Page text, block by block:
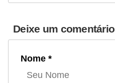
Deixe um comentário
Nome *